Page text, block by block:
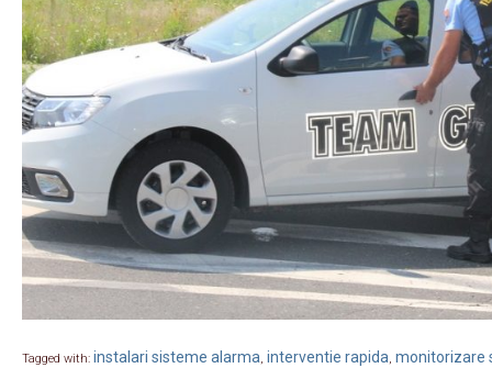
Tagged with: instalari sisteme alarma, interventie rapida, monitorizare